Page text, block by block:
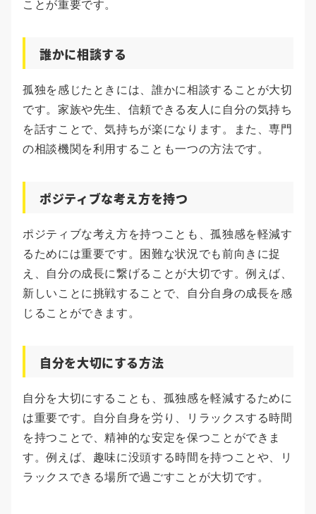
ことが重要です。
誰かに相談する
孤独を感じたときには、誰かに相談することが大切
です。家族や先生、信頼できる友人に自分の気持ち
を話すことで、気持ちが楽になります。また、専門
の相談機関を利用することも一つの方法です。
ポジティブな考え方を持つ
ポジティブな考え方を持つことも、孤独感を軽減す
るためには重要です。困難な状況でも前向きに捉
え、自分の成長に繋げることが大切です。例えば、
新しいことに挑戦することで、自分自身の成長を感
じることができます。
自分を大切にする方法
自分を大切にすることも、孤独感を軽減するために
は重要です。自分自身を労り、リラックスする時間
を持つことで、精神的な安定を保つことができま
す。例えば、趣味に没頭する時間を持つことや、リ
ラックスできる場所で過ごすことが大切です。